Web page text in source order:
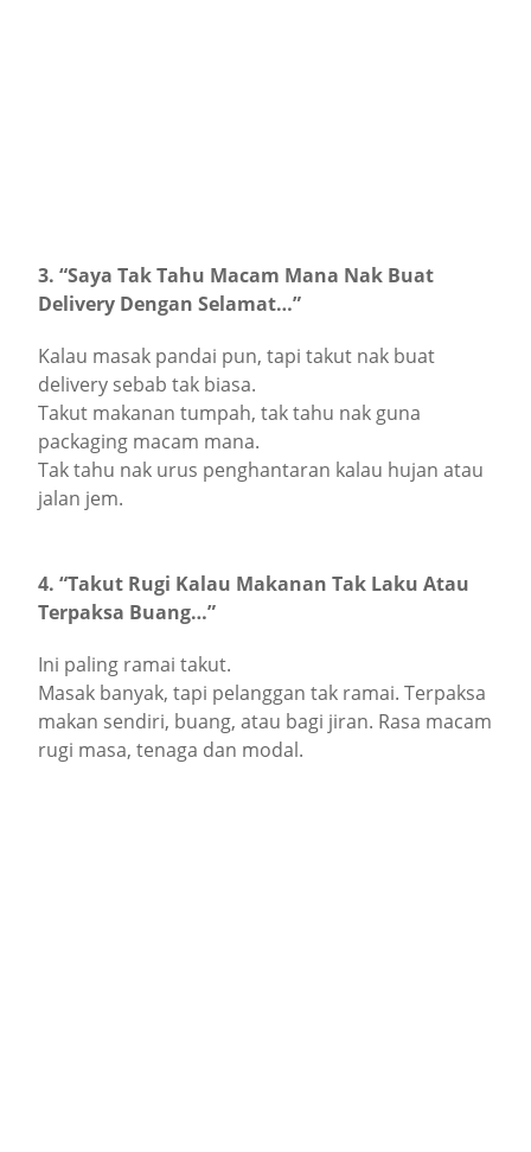
3. “Saya Tak Tahu Macam Mana Nak Buat
Delivery Dengan Selamat…”
Kalau masak pandai pun, tapi takut nak buat
delivery sebab tak biasa.
Takut makanan tumpah, tak tahu nak guna
packaging macam mana.
Tak tahu nak urus penghantaran kalau hujan atau
jalan jem.
4. “Takut Rugi Kalau Makanan Tak Laku Atau
Terpaksa Buang…”
Ini paling ramai takut.
Masak banyak, tapi pelanggan tak ramai. Terpaksa
makan sendiri, buang, atau bagi jiran. Rasa macam
rugi masa, tenaga dan modal.